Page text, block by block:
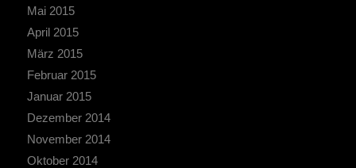
Mai 2015
April 2015
März 2015
Februar 2015
Januar 2015
Dezember 2014
November 2014
Oktober 2014